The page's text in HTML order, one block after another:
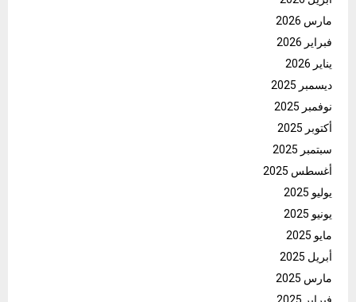
مارس 2026
فبراير 2026
يناير 2026
ديسمبر 2025
نوفمبر 2025
أكتوبر 2025
سبتمبر 2025
أغسطس 2025
يوليو 2025
يونيو 2025
مايو 2025
أبريل 2025
مارس 2025